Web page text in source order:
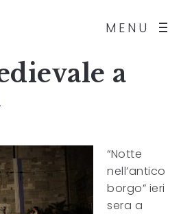
MENU
a
“Notte
nell’antico
borgo” ieri
sera a